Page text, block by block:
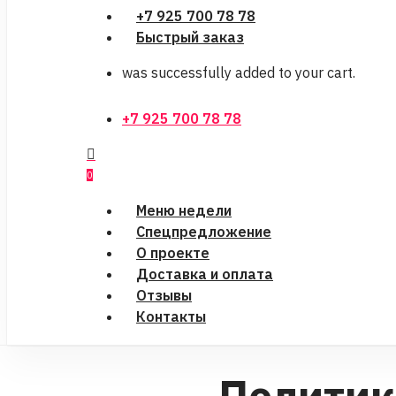
+7 925 700 78 78
Быстрый заказ
was successfully added to your cart.
+7 925 700 78 78
0
Меню недели
Спецпредложение
О проекте
Доставка и оплата
Отзывы
Контакты